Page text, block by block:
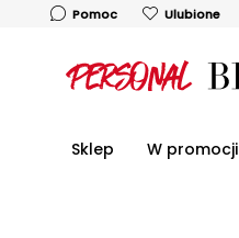
Pomoc Ulubione
Sklep W promocji